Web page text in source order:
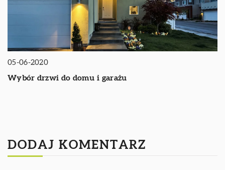
05-06-2020
Wybór drzwi do domu i garażu
DODAJ KOMENTARZ